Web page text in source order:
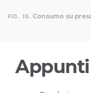
FIG. 10. Consumo su
Appunti